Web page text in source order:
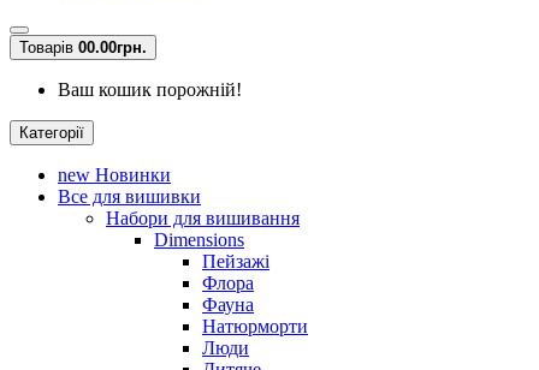
Товарів 00.00грн.
Ваш кошик порожній!
Категорії
new Новинки
Все для вишивки
Набори для вишивання
Dimensions
Пейзажі
Флора
Фауна
Натюрморти
Люди